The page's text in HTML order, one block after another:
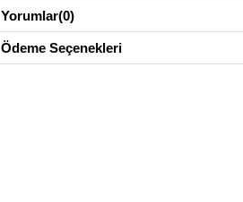
Yorumlar(0)
Ödeme Seçenekleri